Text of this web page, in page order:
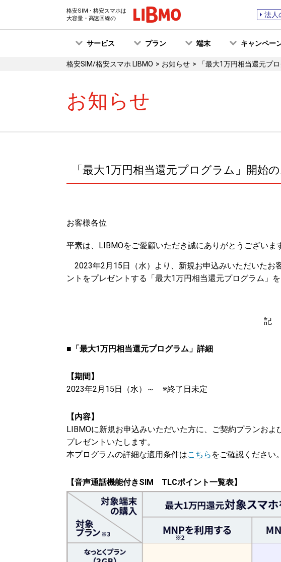
格安SIM・格安スマホは
大容量・高速回線の
法人
サービス プラン 端末 キャンペー
格安SIM/格安スマホ LIBMO お知らせ 「最大1万円相当還元プ
お知らせ
「最大1万円相当還元プログラム」開始
お客様各位
平素は、LIBMOをご愛顧いただき誠にありがとうございま
2023年2月15日（水）より、新規お申込みいただいたお
ントをプレゼントする「最大1万円相当還元プログラム」を
記
■「最大1万円相当還元プログラム」詳細
【期間】
2023年2月15日（水）～ ※終了日未定
【内容】
LIBMOに新規お申込みいただいた方に、ご契約プランお
プレゼントいたします。
本プログラムの詳細な適用条件はこちら をご確認ください。
【音声通話機能付きSIM TLCポイント一覧表】